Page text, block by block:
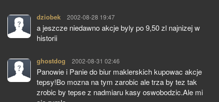
dziobek pisze:
2002-08-28 19:47
a jeszcze niedawno akcje byly po 9,50 zl najnizej w
historii
ghostdog pisze:
2002-08-31 02:46
Panowie i Panie do biur maklerskich kupowac akcje
tepsy!Bo mozna na tym zarobic ale trza by tez tak
zrobic by tepse z nadmiaru kasy oswobodzic.Ale mi